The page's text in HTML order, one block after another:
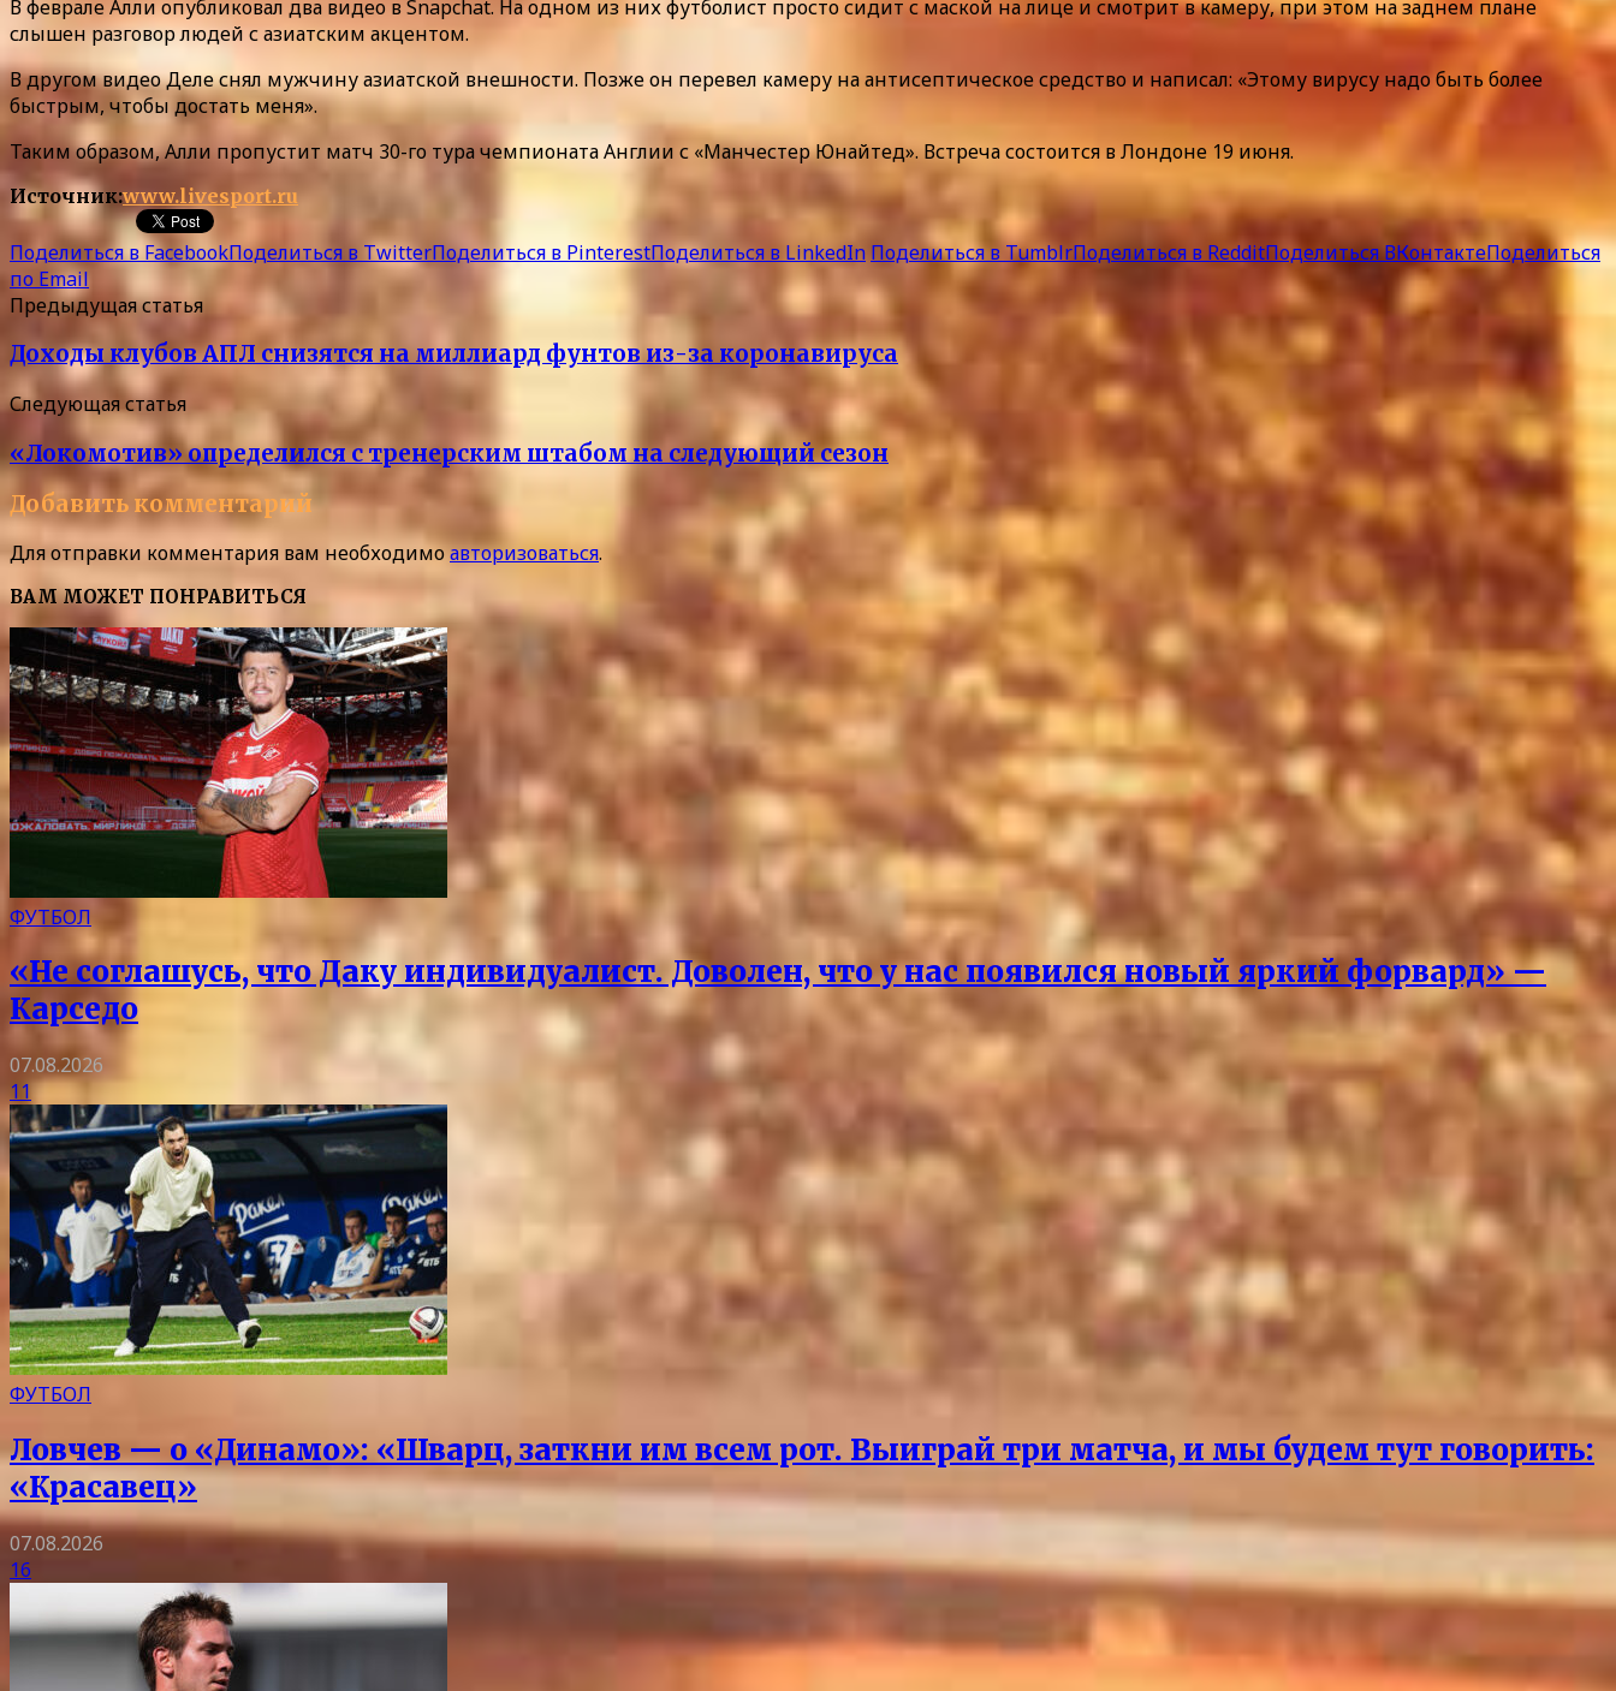
В феврале Алли опубликовал два видео в Snapchat. На одном из них футболист просто сидит с маской на лице и смотрит в камеру, при этом на заднем плане
слышен разговор людей с азиатским акцентом.
В другом видео Деле снял мужчину азиатской внешности. Позже он перевел камеру на антисептическое средство и написал: «Этому вирусу надо быть более
быстрым, чтобы достать меня».
Таким образом, Алли пропустит матч 30-го тура чемпионата Англии с «Манчестер Юнайтед». Встреча состоится в Лондоне 19 июня.
Источник:www.livesport.ru
Поделиться в FacebookПоделиться в TwitterПоделиться в PinterestПоделиться в LinkedIn Поделиться в TumblrПоделиться в RedditПоделиться ВКонтактеПоделиться
по Email
Предыдущая статья
Доходы клубов АПЛ снизятся на миллиард фунтов из-за коронавируса
Следующая статья
«Локомотив» определился с тренерским штабом на следующий сезон
Добавить комментарий
Для отправки комментария вам необходимоавторизоваться.
ВАМ МОЖЕТ ПОНРАВИТЬСЯ
ФУТБОЛ
«Не соглашусь, что Даку индивидуалист. Доволен, что у нас появился новый яркий форвард» —
Карседо
07.08.2026
11
ФУТБОЛ
Ловчев — о «Динамо»: «Шварц, заткни им всем рот. Выиграй три матча, и мы будем тут говорить:
«Красавец»
07.08.2026
16